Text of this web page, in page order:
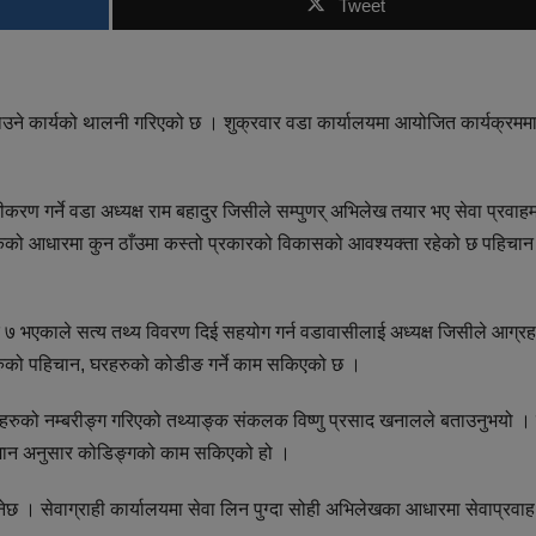
Tweet
कार्यको थालनी गरिएको छ । शुक्रवार वडा कार्यालयमा आयोजित कार्यक्रममा
गर्ने वडा अध्यक्ष राम बहादुर जिसीले सम्पुणर् अभिलेख तयार भए सेवा
आधारमा कुन ठाँउमा कस्तो प्रकारको विकासको आवश्यक्ता रहेको छ पहिचान
भएकाले सत्य तथ्य विवरण दिई सहयोग गर्न वडावासीलाई अध्यक्ष जिसीले आग्रह
पहिचान, घरहरुको कोडीङ गर्ने काम सकिएको छ ।
नम्बरीङ्ग गरिएको तथ्याङ्क संकलक विष्णु प्रसाद खनालले बताउनुभयो ।
अनुसार कोडिङ्गको काम सकिएको हो ।
सेवाग्राही कार्यालयमा सेवा लिन पुग्दा सोही अभिलेखका आधारमा सेवाप्रवाह